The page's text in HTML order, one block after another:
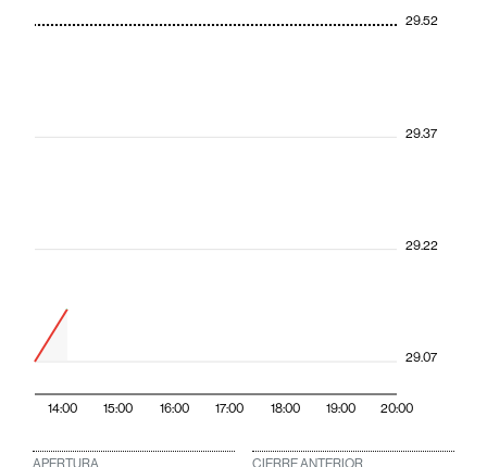
14:00 15:00 16:00 17:00 18:00 19:00 20:00
29.07
29.22
29.37
29.52
APERTURA CIERRE ANTERIOR